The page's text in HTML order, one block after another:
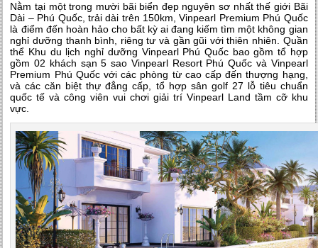
Nằm tại một trong mười bãi biển đẹp nguyên sơ nhất thế giới Bãi
Dài – Phú Quốc, trải dài trên 150km, Vinpearl Premium Phú Quốc
là điểm đến hoàn hảo cho bất kỳ ai đang kiếm tìm một không gian
nghỉ dưỡng thanh bình, riêng tư và gần gũi với thiên nhiên. Quần
thể Khu du lịch nghỉ dưỡng Vinpearl Phú Quốc bao gồm tổ hợp
gồm 02 khách sạn 5 sao Vinpearl Resort Phú Quốc và Vinpearl
Premium Phú Quốc với các phòng từ cao cấp đến thượng hạng,
và các căn biệt thự đẳng cấp, tổ hợp sân golf 27 lỗ tiêu chuẩn
quốc tế và công viên vui chơi giải trí Vinpearl Land tầm cỡ khu
vực.